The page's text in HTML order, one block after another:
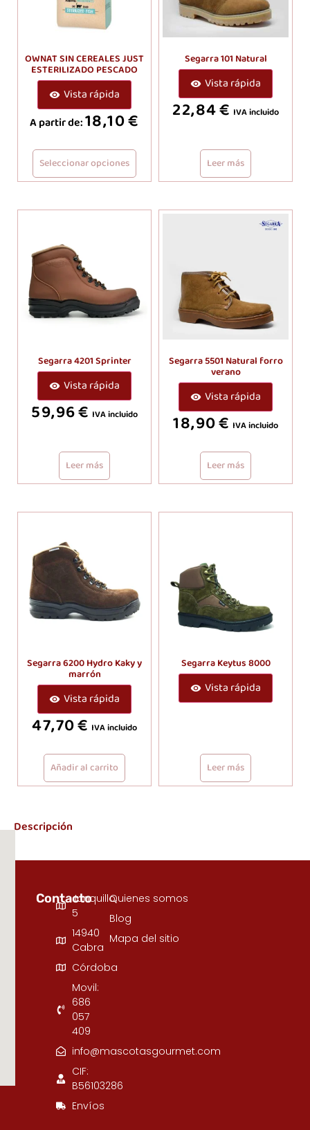
OWNAT SIN CEREALES JUST
ESTERILIZADO PESCADO
Vista rápida
A partir de:18,10€
Seleccionar opciones
Segarra 101 Natural
Vista rápida
22,84€ IVA incluido
Leer más
Segarra 4201 Sprinter
Vista rápida
59,96€ IVA incluido
Leer más
Segarra 5501 Natural forro
verano
Vista rápida
18,90€ IVA incluido
Leer más
Segarra 6200 Hydro Kaky y
marrón
Vista rápida
47,70€ IVA incluido
Añadir al carrito
Segarra Keytus 8000
Vista rápida
Leer más
Descripción
ContactoJunquillo,
5
14940
Cabra
Córdoba
Movil:
686
057
409
info@mascotasgourmet.com
CIF:
B56103286
Envíos
Quienes somos
Blog
Mapa del sitio